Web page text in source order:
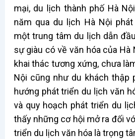
mại, du lịch thành phố Hà
năm qua du lịch Hà Nội
một trung tâm du lịch dẫn
sự giàu có về văn hóa của
khai thác tương xứng, chưa
Nội cũng như du khách thập
hướng phát triển du lịch văn
và quy hoạch phát triển du
thấy những cơ hội mở ra đối
triển du lịch văn hóa là trọng